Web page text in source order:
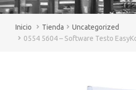
You are here:
Tienda
Uncategorized
0554 5604 – Software Testo